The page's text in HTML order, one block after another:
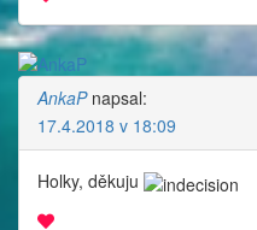
AnkaP napsal:
17.4.2018 v 18:09
Holky, děkuju